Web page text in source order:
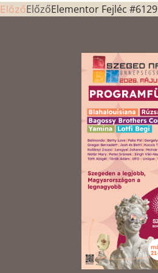
ElőzőElőzőElementor Fejléc #6129